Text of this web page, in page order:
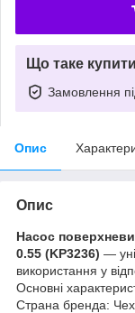
Що таке
Замовлення
Опис
Опис
Насос
0.55 (KP3236) —
використання у
Основні
Страна бренда: